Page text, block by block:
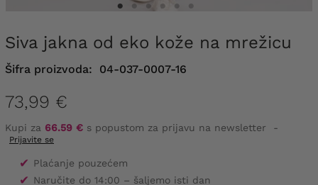
Siva jakna od eko kože na mrežicu
Šifra proizvoda: 04-037-0007-16
73,99 €
Kupi za 66.59 € s popustom za prijavu na newsletter -
Prijavite se
✔ Plaćanje pouzećem
✔ Naručite do 14:00 – šaljemo isti dan